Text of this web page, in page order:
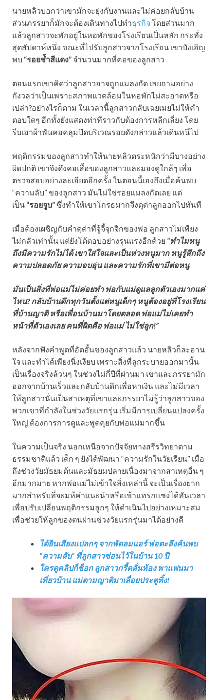
นายหลิวบอกว่าเขามักจะยุ่งกับงานและไม่ค่อยกลับบ้าน
ส่วนภรรยาก็มักจะต้องเดินทางไปทำธุรกิจ โดยส่วนมาก
แล้วลูกสาวจะพักอยู่ในหอพักของโรงเรียนเป็นหลัก กระทั่ง
สุดสัปดาห์หนึ่ง ขณะที่ไปรับลูกสาวจากโรงเรียน เขาบังเอิญ
พบ “รอยช้ำสีแดง” จำนวนมากที่คอของลูกสาว
ตอนแรกเขาคิดว่าลูกสาวอาจถูกแมลงกัด เลยถามอย่าง
กังวลว่าเป็นเพราะสภาพแวดล้อมในหอพักไม่สะอาดหรือ
เปล่า?อย่างไรก็ตาม ในเวลานี้ลูกสาวกลับเฉยเมยไม่ให้คำ
ตอบใดๆ อีกทั้งยังแสดงท่าทีราวกับต้องการหลีกเลี่ยง โดย
รีบเอาผ้าพันคอคลุมปิดบริเวณรอยดังกล่าวแล้วเดินหนีไป
พฤติกรรมของลูกสาวทำให้นายหลิวตระหนักว่ามีบางอย่าง
ผิดปกติ เขาจึงดึงคอเสื้อของลูกสาวและมองดูใกล้ๆ เพื่อ
ตรวจสอบอย่างละเอียดอีกครั้ง ในตอนนี้เองถึงเมื่อค้นพบ
“ความลับ” ของลูกสาว มันไม่ใช่รอยแมลงกัดเลย แต่
เป็น“รอยจูบ”ซึ่งทำให้เขาโกรธมากจึงดุด่าลูกออกไปทันที
เมื่อต้องเผชิญกับคำดุด่าที่จู้จี้จุกจิกของพ่อ ลูกสาวไม่เพียง
ไม่กลัวเท่านั้น แต่ยังโต้ตอบอย่างรุนแรงอีกด้วย “ทำไมหนู
ถึงมีความรักไม่ได้ เขาใส่ใจและเป็นห่วงหนูมาก หนูรู้สึกถึง
ความปลอดภัย ความอบอุ่น และความรักที่เขามีต่อหนู
มันเป็นสิ่งที่พ่อแม่ไม่ค่อยทำ พ่อกับแม่ดูแลลูกตัวเองมากแค่
ไหน? กลับบ้านดึกทุกวันตั้งแต่หนูเด็กๆ หนูต้องอยู่ที่โรงเรียน
ที่บ้านญาติ หรือเพื่อนบ้านมาโดยตลอด พ่อแม่ไม่เคยทำ
หน้าที่ตัวเองเลย คนที่ผิดคือ พ่อแม่ ไม่ใช่ลูก!”
หลังจากฟังคำพูดที่อัดอั้นของลูกสาวแล้ว นายหลิวก็ละอาน
ใจ และทำได้เพียงนิ่งเงียบ เพราะสิ่งที่ลูกระบายออกมานั้น
เป็นเรื่องจริงล้วนๆ ในช่วงไม่กี่ปีที่ผ่านมา เขาและภรรยามัก
ออกจากบ้านเร็วและกลับบ้านดึกเพื่อหาเงิน และไม่มีเวลา
ให้ลูกสาวนั่นเป็นสาเหตุที่เขาและภรรยาไม่รู้ว่าลูกสาวของ
พวกเขาที่กำลังในช่วงวัยแรกรุ่น เริ่มมีการเปลี่ยนแปลงครั้ง
ใหญ่ ต้องการการดูและพูดคุยกับพ่อแม่มากขึ้น
ในความเป็นจริง นอกเหนือจากปัจจัยทางสรีรวิทยาตาม
ธรรมชาติแล้ว เด็ก ๆ ยังได้พัฒนา “ความรักในวัยเรียน” เมื่อ
ถึงช่วงวัยมัธยมต้นและมัธยมปลายเนื่องมาจากสาเหตุอื่น ๆ
อีกมากมาย หากพ่อแม่ไม่เข้าใจสิ่งเหล่านี้ จะเป็นเรื่องยาก
มากสำหรับที่จะมห้คำแนะนำหรือเข้าแทรกแซงได้ทันเวลา
เพื่อปรับเปลี่ยนพฤติกรรมลูกๆ ให้ดำเนินไปอย่างเหมาะสม
เพื่อช่วยให้ลูกของตนผ่านช่วงวัยแรกรุ่นมาได้อย่างดี
ได้ยินเสียงแปลกๆ จากพัดลมแอร์ พ่อตะลึงค้นพบ
“ความลับ” ที่ลูกสาวซ่อนไว้ในบ้าน 10 ปี
ใครดูคลิปก็ช็อก ลูกสาวกรี้ดลั่นห้อง พาแฟนมา
เที่ยวบ้าน แม่ตามญาติมาเลื่อยประตูทิ้ง!